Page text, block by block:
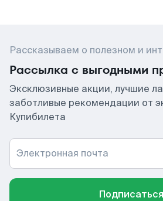
Рассказываем о полезном и
Рассылка с выгодными
Эксклюзивные акции, лучшие
заботливые рекомендации от
Купибилета
Электронная почта
Подписаться